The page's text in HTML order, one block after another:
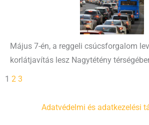
Május 7-én, a reggeli csúcsforgalom
korlátjavítás lesz Nagytétény
1 2 3
Adatvédelmi és adatkezelési